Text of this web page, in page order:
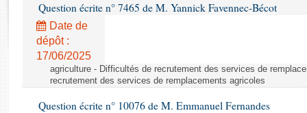
Rapports législatifs
Rapports sur l'application des lois
Baromètre de l’application des lois
Dossiers législatifs
Budget et sécurité sociale
Question écrite n° 7465 de M. Yannick Favennec-Bécot
Date de
dépôt :
17/06/2025
agriculture - Difficultés de recrutement des services de
recrutement des services de remplacements agricoles
Question écrite n° 10076 de M. Emmanuel Fernandes